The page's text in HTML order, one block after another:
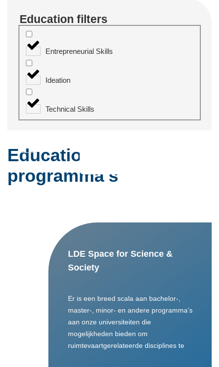
Education filters
Entrepreneurial Skills
Ideation
Technical Skills
Education
programma's
LDE Space for Science &
Society
Er is een breed scala aan bachelor-,
master-, minor- en andere programma’s
aan onze universiteiten die
mogelijkheden bieden om
ruimtevaartgerelateerde disciplines te